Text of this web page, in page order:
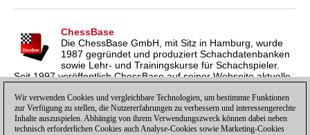
ChessBase
Die ChessBase GmbH, mit Sitz in Hamburg, wurde
1987 gegründet und produziert Schachdatenbanken
sowie Lehr- und Trainingskurse für Schachspieler.
Seit 1997 veröffentlich ChessBase auf seiner Webseite aktuelle
inzwischen in vier Sprachen und gilt weltweit als wichtigste
Schachnachrichtenseite.
Wir verwenden Cookies und vergleichbare Technologien, um bestimmte Funktionen
zur Verfügung zu stellen, die Nutzererfahrungen zu verbessern und interessengerechte
Inhalte auszuspielen. Abhängig von ihrem Verwendungszweck können dabei neben
technisch erforderlichen Cookies auch Analyse-Cookies sowie Marketing-Cookies